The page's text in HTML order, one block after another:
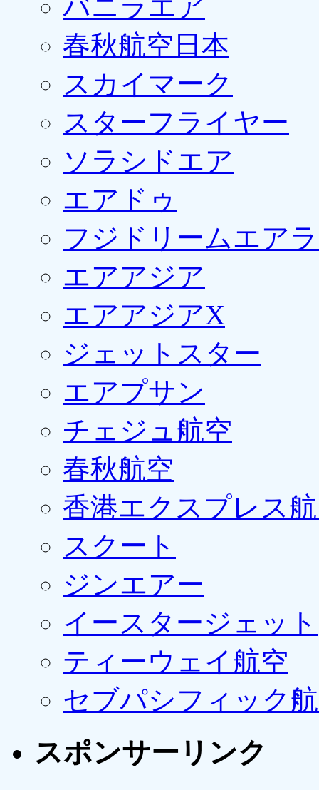
バニラエア
春秋航空日本
スカイマーク
スターフライヤー
ソラシドエア
エアドゥ
フジドリームエア
エアアジア
エアアジアX
ジェットスター
エアプサン
チェジュ航空
春秋航空
香港エクスプレス
スクート
ジンエアー
イースタージェット
ティーウェイ航空
セブパシフィック
スポンサーリンク